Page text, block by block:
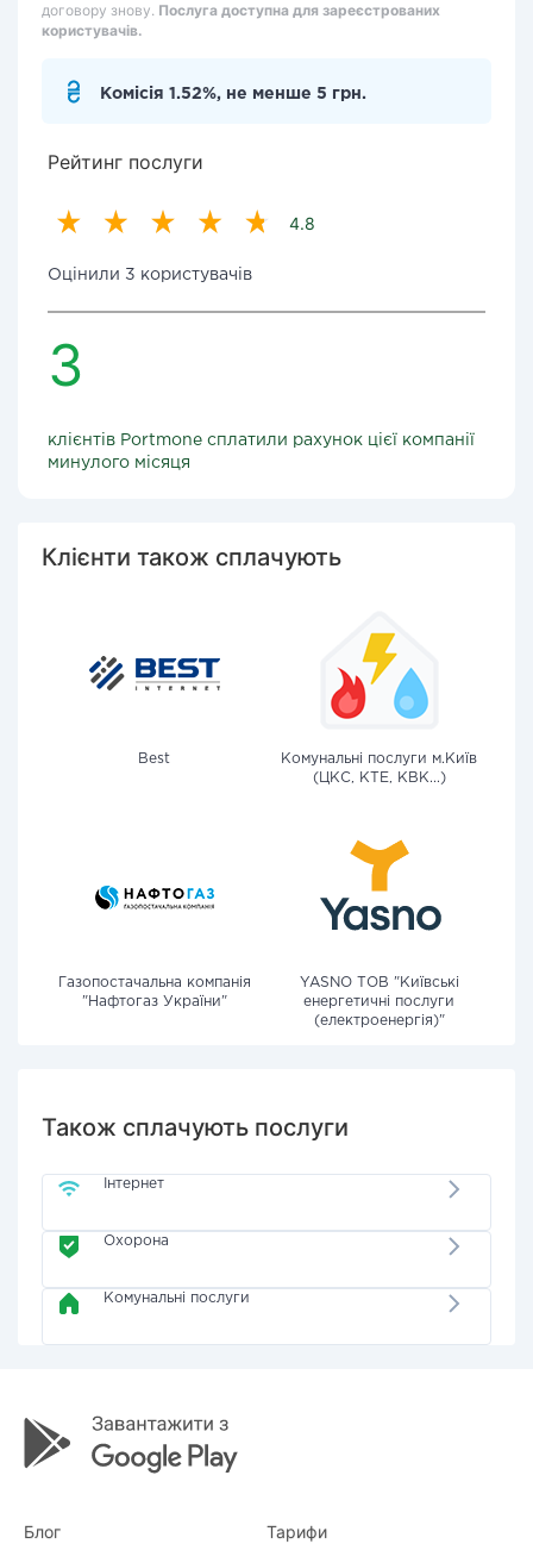
договору знову. Послуга доступна для зареєстрованих
користувачів.
Комісія 1.52%, не менше 5 грн.
Рейтинг послуги
4.8
Оцінили 3 користувачів
3
клієнтів Portmone сплатили рахунок цієї компанії
минулого місяця
Клієнти також сплачують
Best
Комунальні послуги м.Київ
(ЦКС, КТЕ, КВК...)
Газопостачальна компанія
"Нафтогаз України"
YASNO ТОВ "Київські
енергетичні послуги
(електроенергія)"
Також сплачують послуги
Інтернет
Охорона
Комунальні послуги
Блог Тарифи